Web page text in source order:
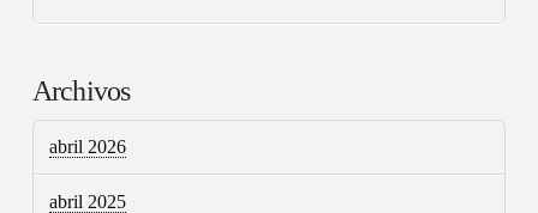
Archivos
abril 2026
abril 2025